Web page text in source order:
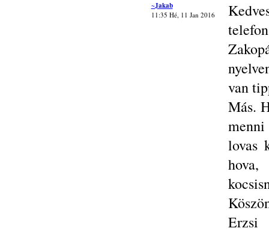
~Jakab
11:35 Hé, 11 Jan 2016
van
Más.
lovas
Erzsi